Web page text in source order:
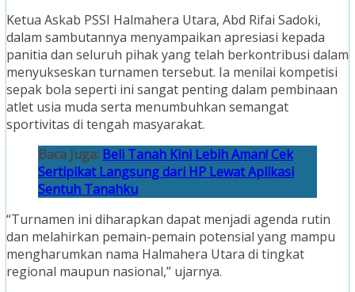
Ketua Askab PSSI Halmahera Utara, Abd Rifai Sadoki,
dalam sambutannya menyampaikan apresiasi kepada
panitia dan seluruh pihak yang telah berkontribusi dalam
menyukseskan turnamen tersebut. Ia menilai kompetisi
sepak bola seperti ini sangat penting dalam pembinaan
atlet usia muda serta menumbuhkan semangat
sportivitas di tengah masyarakat.
Baca Juga: Beli Tanah Kini Lebih Aman! Cek
Sertipikat Langsung dari HP Lewat Aplikasi
Sentuh Tanahku
“Turnamen ini diharapkan dapat menjadi agenda rutin
dan melahirkan pemain-pemain potensial yang mampu
mengharumkan nama Halmahera Utara di tingkat
regional maupun nasional,” ujarnya.